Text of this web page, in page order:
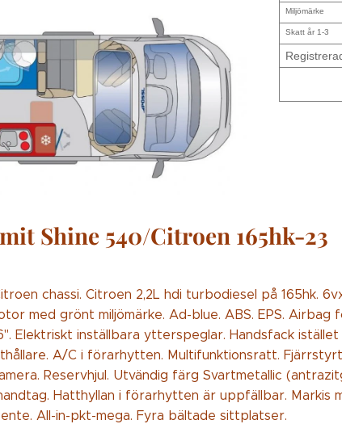
Miljömärke
Skatt år 1-3
Shine 540/Citroen 165hk-23
chassi. Citroen 2,2L hdi turbodiesel på 165hk.
med grönt miljömärke. Ad-blue. ABS. EPS.
Elektriskt inställbara ytterspeglar. Handsfack
A/C i förarhytten. Multifunktionsratt.
Reservhjul. Utvändig färg Svartmetallic
Hatthyllan i förarhytten är uppfällbar. Markis
All-in-pkt-mega. Fyra bältade sittplatser.